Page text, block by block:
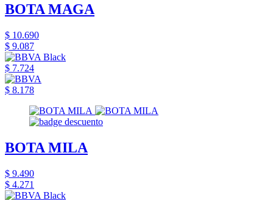
BOTA MAGA
$ 10.690
$ 9.087
$ 7.724
$ 8.178
BOTA MILA
$ 9.490
$ 4.271